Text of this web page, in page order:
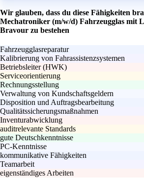
Wir glauben, dass du diese Fähigkeiten
Mechatroniker (m/w/d) Fahrzeugglas mit
Bravour zu bestehen
Fahrzeugglasreparatur
Kalibrierung von Fahrassistenzsystemen
Betriebsleiter (HWK)
Serviceorientierung
Rechnungsstellung
Verwaltung von Kundschaftsgeldern
Disposition und Auftragsbearbeitung
Qualitätssicherungsmaßnahmen
Inventurabwicklung
auditrelevante Standards
gute Deutschkenntnisse
PC-Kenntnisse
kommunikative Fähigkeiten
Teamarbeit
eigenständiges Arbeiten